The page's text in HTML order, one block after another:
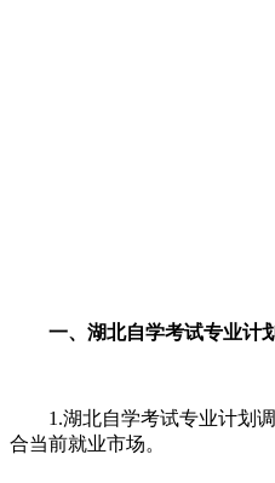
一、湖北自学考试专业计
1.湖北自学考试专业计划调
合当前就业市场。